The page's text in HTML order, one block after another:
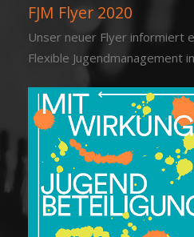
FJM Flyer 2020
Unser neuer Flyer informiert
Flexible Jugendmanagement